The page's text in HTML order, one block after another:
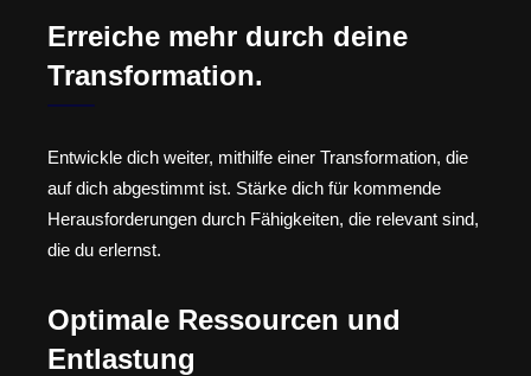
Erreiche mehr durch deine
Transformation.
Entwickle dich weiter, mithilfe einer Transformation, die
auf dich abgestimmt ist. Stärke dich für kommende
Herausforderungen durch Fähigkeiten, die relevant sind,
die du erlernst.
Optimale Ressourcen und
Entlastung